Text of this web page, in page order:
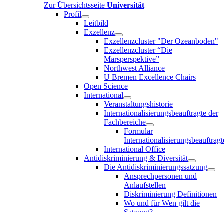
Zur Übersichtsseite Universität
Profil
Leitbild
Exzellenz
Exzellenzcluster "Der Ozeanboden"
Exzellenzcluster “Die
Marsperspektive”
Northwest Alliance
U Bremen Excellence Chairs
Open Science
International
Veranstaltungshistorie
Internationalisierungsbeauftragte der
Fachbereiche
Formular
International Office
Antidiskriminierung & Diversität
Die Antidiskriminierungssatzung
Ansprechpersonen und
Anlaufstellen
Diskriminierung Definitionen
Wo und für Wen gilt die